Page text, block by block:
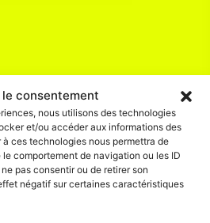
le consentement
nous utilisons des technologies
et/ou accéder aux informations des
ces technologies nous permettra de
comportement de navigation ou les ID
pas consentir ou de retirer son
négatif sur certaines caractéristiques
notifications
à ça ...
: Vos contacts sont là,